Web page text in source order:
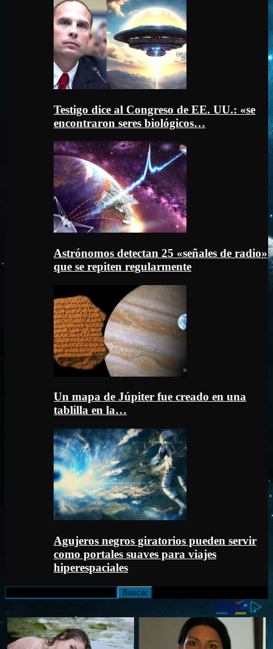
Testigo dice al Congreso de EE. UU.: «se
encontraron seres biológicos…
Astrónomos detectan 25 «señales de radio»
que se repiten regularmente
Un mapa de Júpiter fue creado en una
tablilla en la…
Agujeros negros giratorios pueden servir
como portales suaves para viajes
hiperespaciales